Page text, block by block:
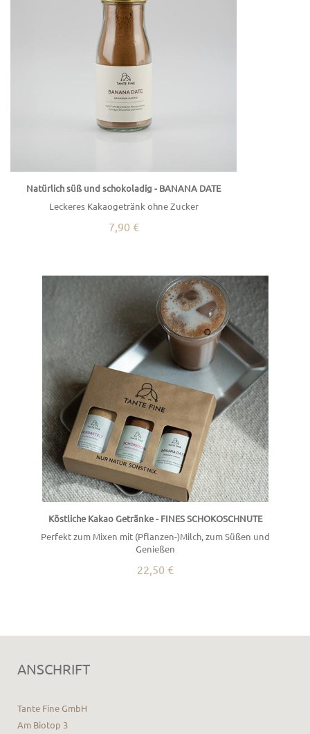
Natürlich süß und schokoladig - BANANA DATE
Leckeres Kakaogetränk ohne Zucker
7,90 €
Köstliche Kakao Getränke - FINES SCHOKOSCHNUTE
Perfekt zum Mixen mit (Pflanzen-)Milch, zum Süßen und
Genießen
22,50 €
ANSCHRIFT
Tante Fine GmbH
Am Biotop 3